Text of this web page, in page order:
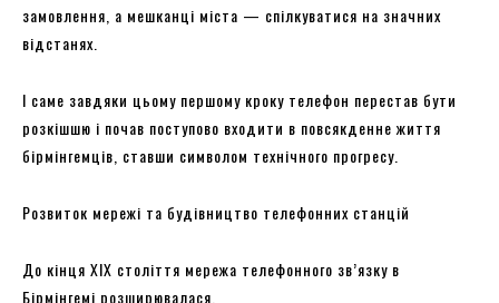
замовлення, а мешканці міста — спілкуватися на значних
відстанях.
І саме завдяки цьому першому кроку телефон перестав бути
розкішшю і почав поступово входити в повсякденне життя
бірмінгемців, ставши символом технічного прогресу.
Розвиток мережі та будівництво телефонних станцій
До кінця XIX століття мережа телефонного зв’язку в
Бірмінгемі розширювалася.